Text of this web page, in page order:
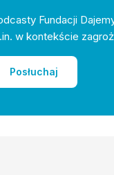
Fundacji
w kontekście
Posłuchaj